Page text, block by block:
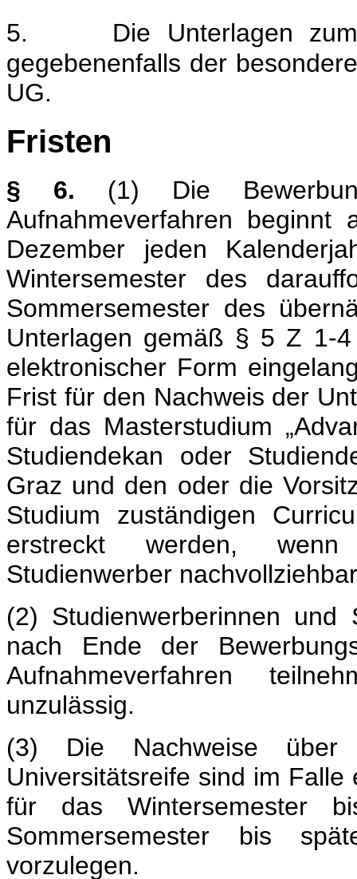
5.
Die Unterlagen
gegebenenfalls der
UG.
Fristen
§ 6. (1) Die
Aufnahmeverfahren
Dezember jeden
Wintersemester des
Sommersemester des
Unterlagen gemäß § 5 Z 1-
elektronischer Form
Frist für den Nachweis der
für das Masterstudium
Studiendekan oder
Graz und den oder die
Studium zuständigen
erstreckt werden,
Studienwerber
(2) Studienwerberinnen und
nach Ende der
Aufnahmeverfahren
unzulässig.
(3) Die Nachweise über
Universitätsreife sind im
für das Wintersemester
Sommersemester bis
vorzulegen.